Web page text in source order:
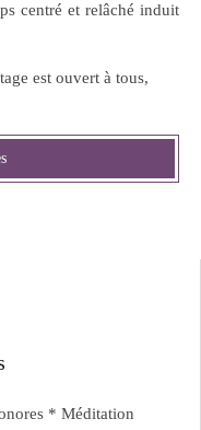
centré et relâché induit
est ouvert à tous,
* Méditation